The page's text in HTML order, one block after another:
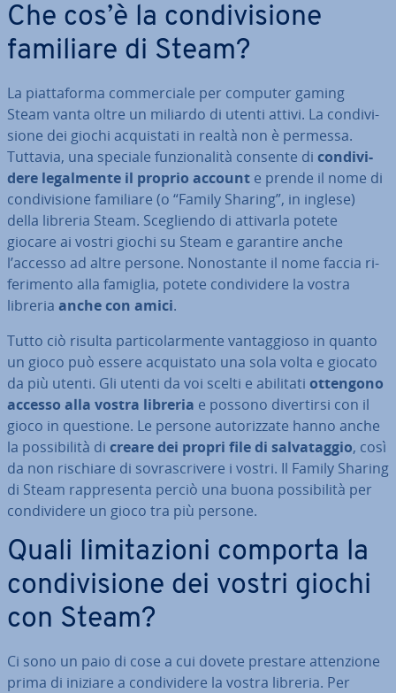
Che cos’è la con­di­vi­sio­ne
familiare di Steam?
La piat­ta­for­ma com­mer­cia­le per computer gaming
Steam vanta oltre un miliardo di utenti attivi. La con­di­vi­
sio­ne dei giochi ac­qui­sta­ti in realtà non è permessa.
Tuttavia, una speciale fun­zio­na­li­tà consente di con­di­vi­
de­re le­gal­men­te il proprio account e prende il nome di
con­di­vi­sio­ne familiare (o “Family Sharing”, in inglese)
della libreria Steam. Sce­glien­do di attivarla potete
giocare ai vostri giochi su Steam e garantire anche
l’accesso ad altre persone. No­no­stan­te il nome faccia ri­
fe­ri­men­to alla famiglia, potete con­di­vi­de­re la vostra
libreria anche con amici.
Tutto ciò risulta par­ti­co­lar­men­te van­tag­gio­so in quanto
un gioco può essere ac­qui­sta­to una sola volta e giocato
da più utenti. Gli utenti da voi scelti e abilitati ottengono
accesso alla vostra libreria e possono di­ver­tir­si con il
gioco in questione. Le persone au­to­riz­za­te hanno anche
la pos­si­bi­li­tà di creare dei propri file di sal­va­tag­gio, così
da non rischiare di so­vra­scri­ve­re i vostri. Il Family Sharing
di Steam rap­pre­sen­ta perciò una buona pos­si­bi­li­tà per
con­di­vi­de­re un gioco tra più persone.
Quali li­mi­ta­zio­ni comporta la
con­di­vi­sio­ne dei vostri giochi
con Steam?
Ci sono un paio di cose a cui dovete prestare at­ten­zio­ne
prima di iniziare a con­di­vi­de­re la vostra libreria. Per